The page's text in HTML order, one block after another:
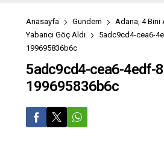
Anasayfa Gündem
Adana, 4 Bini
Yabancı Göç Aldı
5adc9cd4-cea6-
199695836b6c
5adc9cd4-cea6-4edf-
199695836b6c